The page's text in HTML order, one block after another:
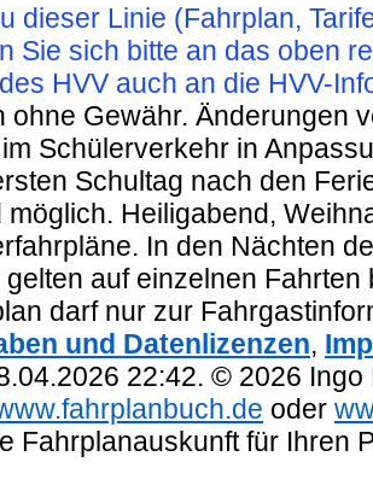
dieser Linie (Fahrplan,
Sie sich bitte an das oben
HVV auch an die HVV-
ohne Gewähr. Änderungen
Schülerverkehr in
Schultag nach den
möglich. Heiligabend,
In den Nächten
auf einzelnen
darf nur zur
und Datenlizenzen,
22:42. © 2026
oder
Fahrplanauskunft für Ihren